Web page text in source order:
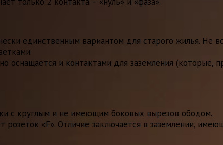
единственным вариантом для старого жилья.
оснащается и контактами для заземления (которые,
с круглым и не имеющим боковых вырезов ободом.
розеток «F». Отличие заключается в заземлении,